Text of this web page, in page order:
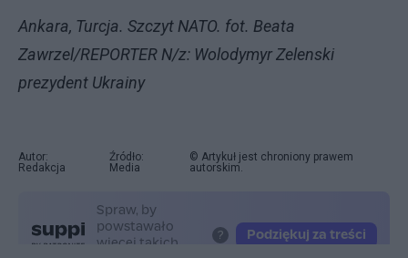
Ankara, Turcja. Szczyt NATO. fot. Beata
Zawrzel/REPORTER N/z: Wolodymyr Zelenski
prezydent Ukrainy
Autor:
Redakcja
Źródło:
Media
© Artykuł jest chroniony prawem
autorskim.